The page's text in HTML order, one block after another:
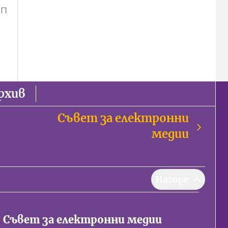
Съвет за електронни
медии
Съвет за електронни медии